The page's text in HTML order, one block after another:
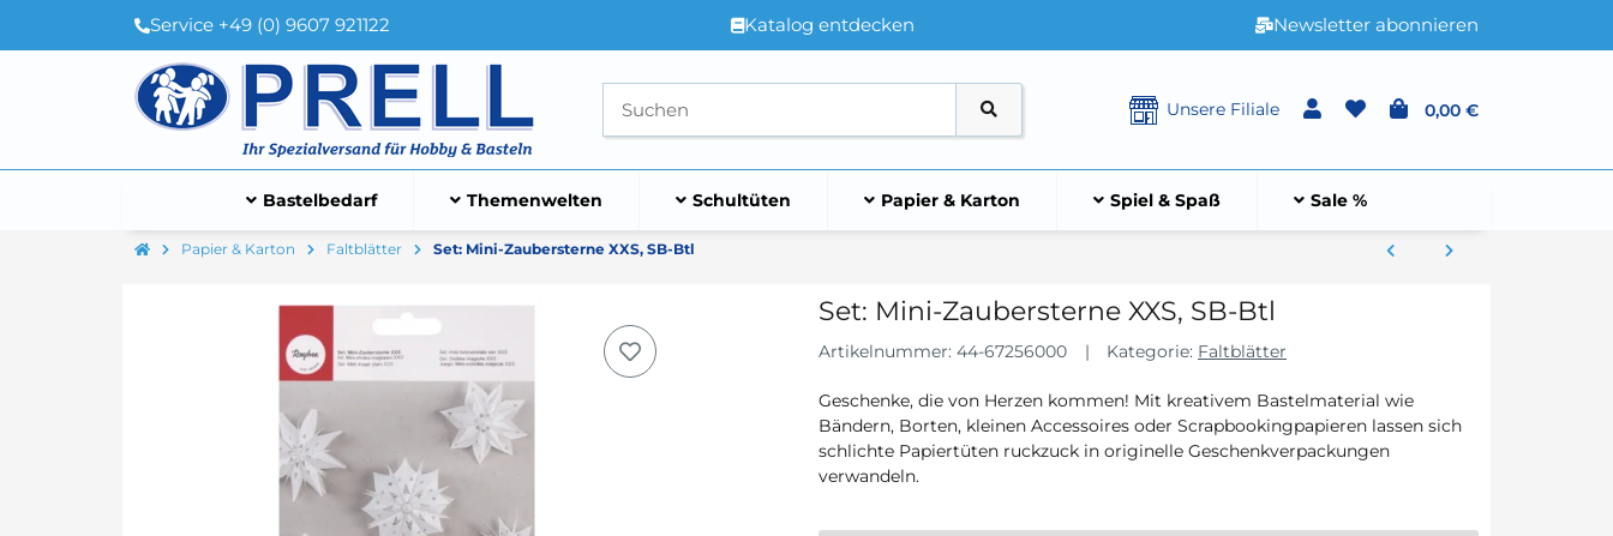
Service +49 (0) 9607 921122 Katalog entdecken Newsletter abonnieren
Unsere Filiale 0,00 €
Bastelbedarf Themenwelten Schultüten Papier & Karton Spiel & Spaß Sale %
Papier & Karton Faltblätter Set: Mini-Zaubersterne XXS, SB-Btl
Set: Mini-Zaubersterne XXS, SB-Btl
Artikelnummer: 44-67256000 Kategorie: Faltblätter
Geschenke, die von Herzen kommen! Mit kreativem Bastelmaterial wie
Bändern, Borten, kleinen Accessoires oder Scrapbookingpapieren lassen sich
schlichte Papiertüten ruckzuck in originelle Geschenkverpackungen
verwandeln.